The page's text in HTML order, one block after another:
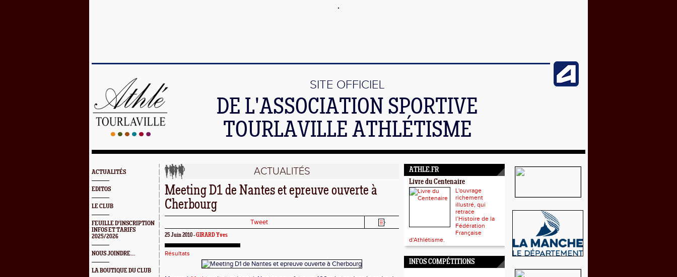
SITE OFFICIEL
DE L'ASSOCIATION SPORTIVE
TOURLAVILLE ATHLÉTISME
ACTUALITÉS
EDITOS
LE CLUB
FEUILLE D'INSCRIPTION
INFOS ET TARIFS
2025/2026
NOUS JOINDRE...
LA BOUTIQUE DU CLUB
ACTUALITÉS
Meeting D1 de Nantes et epreuve ouverte à
Cherbourg
Tweet
25 Juin 2010 -GIRARD Yves
Résultats
ATHLE.FR
Livre du Centenaire
L'ouvrage
richement
illustré, qui
retrace
l’Histoire de la
Fédération
Française
d'Athlétisme.
INFOS COMPÉTITIONS